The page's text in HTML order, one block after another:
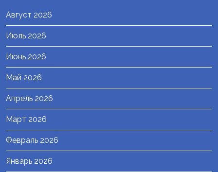
Август 2026
Июль 2026
Июнь 2026
Май 2026
Апрель 2026
Март 2026
Февраль 2026
Январь 2026